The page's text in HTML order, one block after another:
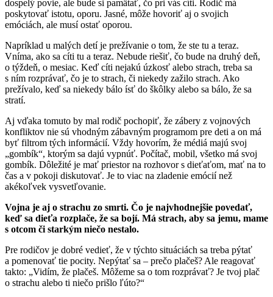
dospelý povie, ale bude si pamätať, čo pri vás cíti. Rodič má
poskytovať istotu, oporu. Jasné, môže hovoriť aj o svojich
emóciách, ale musí ostať oporou.
Napríklad u malých detí je prežívanie o tom, že ste tu a teraz.
Vníma, ako sa cíti tu a teraz. Nebude riešiť, čo bude na druhý deň,
o týždeň, o mesiac. Keď cíti nejakú úzkosť alebo strach, treba sa
s ním rozprávať, čo je to strach, či niekedy zažilo strach. Ako
prežívalo, keď sa niekedy bálo ísť do škôlky alebo sa bálo, že sa
stratí.
Aj vďaka tomuto by mal rodič pochopiť, že zábery z vojnových
konfliktov nie sú vhodným zábavným programom pre deti a on má
byť filtrom tých informácií. Vždy hovorím, že médiá majú svoj
„gombík“, ktorým sa dajú vypnúť. Počítač, mobil, všetko má svoj
gombík. Dôležité je mať priestor na rozhovor s dieťaťom, mať na to
čas a v pokoji diskutovať. Je to viac na zladenie emócií než
akékoľvek vysvetľovanie.
Vojna je aj o strachu zo smrti. Čo je najvhodnejšie povedať,
keď sa dieťa rozplače, že sa bojí. Má strach, aby sa jemu, mame
s otcom či starkým niečo nestalo.
Pre rodičov je dobré vedieť, že v týchto situáciách sa treba pýtať
a pomenovať tie pocity. Nepýtať sa – prečo plačeš? Ale reagovať
takto: „Vidím, že plačeš. Môžeme sa o tom rozprávať? Je tvoj plač
o strachu alebo ti niečo prišlo ľúto?“